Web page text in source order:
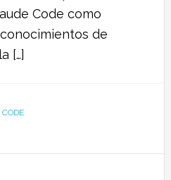
Code como
de
[…]